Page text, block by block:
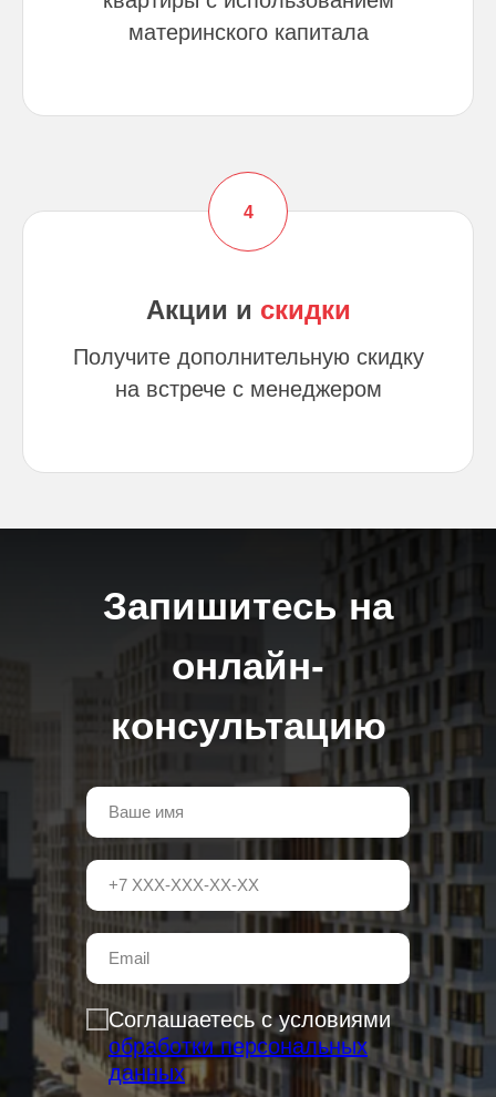
материнского капитала
Акции и скидки
Получите дополнительную скидку
на встрече с менеджером
Запишитесь на
онлайн-
консультацию
Соглашаетесь с условиями
обработки персональных
данных